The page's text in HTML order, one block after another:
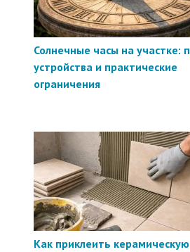
Солнечные часы на участке:
устройства и практические
ограничения
Как приклеить